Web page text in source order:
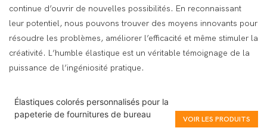
continue d’ouvrir de nouvelles possibilités. En reconnaissant
leur potentiel, nous pouvons trouver des moyens innovants pour
résoudre les problèmes, améliorer l’efficacité et même stimuler la
créativité. L’humble élastique est un véritable témoignage de la
puissance de l’ingéniosité pratique.
Élastiques colorés personnalisés pour la
papeterie de fournitures de bureau
VOIR LES PRODUITS